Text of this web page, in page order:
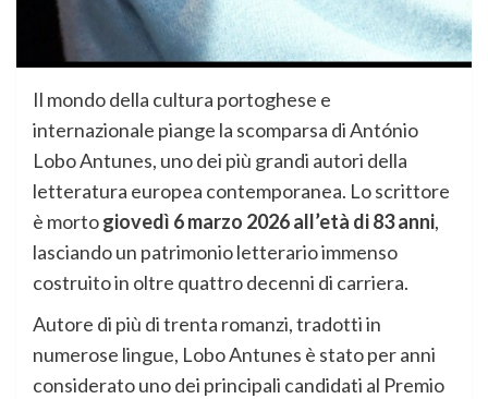
Il mondo della cultura portoghese e
internazionale piange la scomparsa di António
Lobo Antunes, uno dei più grandi autori della
letteratura europea contemporanea. Lo scrittore
è mortogiovedì 6 marzo 2026 all’età di 83 anni,
lasciando un patrimonio letterario immenso
costruito in oltre quattro decenni di carriera.
Autore di più di trenta romanzi, tradotti in
numerose lingue, Lobo Antunes è stato per anni
considerato uno dei principali candidati al Premio